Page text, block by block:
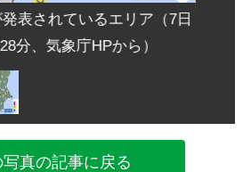
表されているエリア（7日
分、気象庁HPから）
写真の記事に戻る